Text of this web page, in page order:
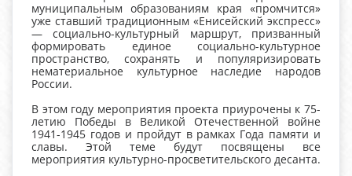
муниципальным образованиям края «промчится»
уже ставший традиционным «Енисейский экспресс»
— социально-культурный маршрут, призванный
формировать единое социально-культурное
пространство, сохранять и популяризировать
нематериальное культурное наследие народов
России.
В этом году мероприятия проекта приурочены к 75-
летию Победы в Великой Отечественной войне
1941-1945 годов и пройдут в рамках Года памяти и
славы. Этой теме будут посвящены все
мероприятия культурно-просветительского десанта.